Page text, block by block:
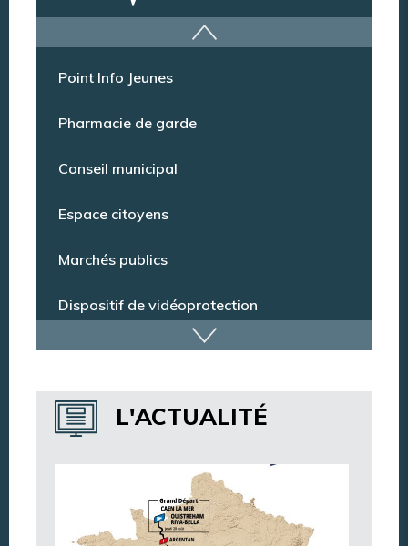
Offres d’emploi
Point Info Jeunes
Pharmacie de garde
Conseil municipal
Espace citoyens
Marchés publics
Dispositif de vidéoprotection
Annuaire des services
Annuaire des associations
Argentan Aujourd’hui
L'ACTUALITÉ